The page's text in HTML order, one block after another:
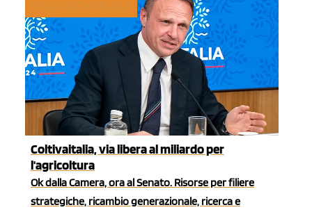
Coltivaitalia, via libera al miliardo per
l'agricoltura
Ok dalla Camera, ora al Senato. Risorse per filiere
strategiche, ricambio generazionale, ricerca e